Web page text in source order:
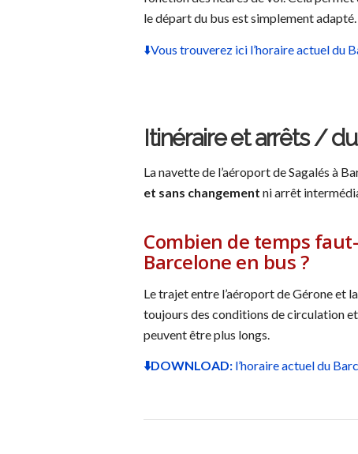
le départ du bus est simplement adapté.
⬇️Vous trouverez ici l’horaire actuel du
Itinéraire et arrêts /
La navette de l’aéroport de Sagalés à
et sans changement ni arrêt
Combien de temps
Barcelone en bus ?
Le trajet entre l’aéroport de Gérone et
toujours des conditions de circulation et
peuvent être plus longs.
⬇️DOWNLOAD: l’horaire actuel du